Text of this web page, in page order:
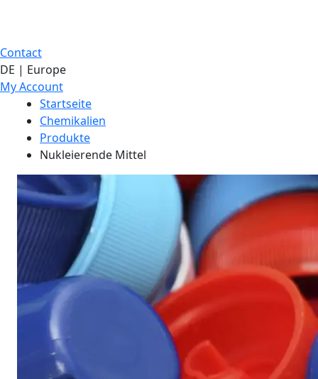
Contact
DE | Europe
My Account
Startseite
Chemikalien
Produkte
Nukleierende Mittel